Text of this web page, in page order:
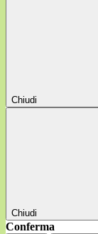
Chiudi
Chiudi
Conferma